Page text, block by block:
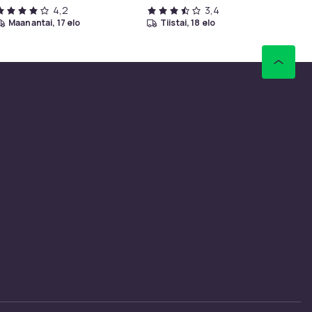
4,2
maanantai, 17 elo
3,4
tiistai, 18 elo